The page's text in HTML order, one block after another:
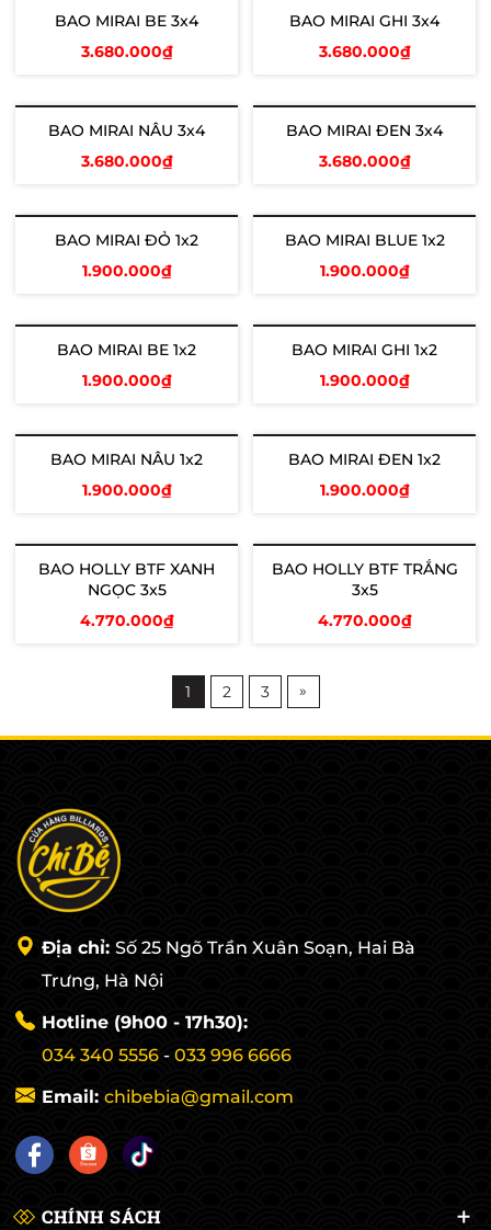
BAO MIRAI BE 3x4
3.680.000₫
BAO MIRAI GHI 3x4
3.680.000₫
BAO MIRAI NÂU 3x4
3.680.000₫
BAO MIRAI ĐEN 3x4
3.680.000₫
BAO MIRAI ĐỎ 1x2
1.900.000₫
BAO MIRAI BLUE 1x2
1.900.000₫
BAO MIRAI BE 1x2
1.900.000₫
BAO MIRAI GHI 1x2
1.900.000₫
BAO MIRAI NÂU 1x2
1.900.000₫
BAO MIRAI ĐEN 1x2
1.900.000₫
BAO HOLLY BTF XANH
NGỌC 3x5
4.770.000₫
BAO HOLLY BTF TRẮNG
3x5
4.770.000₫
1 2 3 »
Địa chỉ: Số 25 Ngõ Trần Xuân Soạn, Hai Bà
Trưng, Hà Nội
Hotline (9h00 - 17h30):
034 340 5556 - 033 996 6666
Email: chibebia@gmail.com
CHÍNH SÁCH